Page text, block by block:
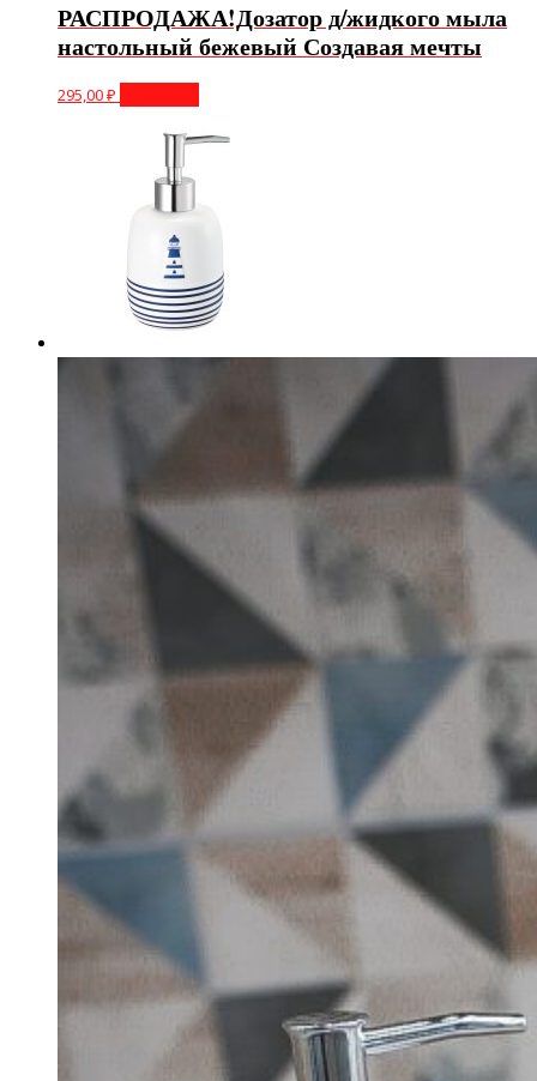
РАСПРОДАЖА!Дозатор д/жидкого мыла
настольный бежевый Создавая мечты
295,00₽